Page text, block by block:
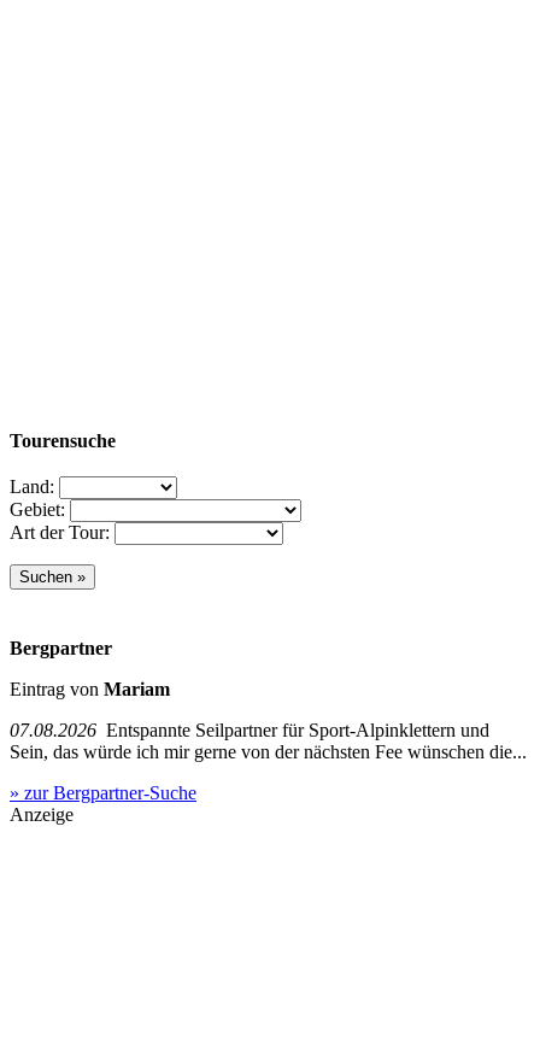
Tourensuche
Land:
Gebiet:
Art der Tour:
Bergpartner
Eintrag von Mariam
07.08.2026 Entspannte Seilpartner für Sport-Alpinklettern und
Sein, das würde ich mir gerne von der nächsten Fee wünschen die...
» zur Bergpartner-Suche
Anzeige